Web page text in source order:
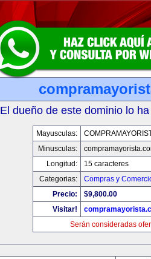
El dueño de este dominio lo
Mayusculas:
Minusculas:
Longitud:
15 caracteres
Categorias:
Compras y
Precio:
$9,800.00
Visitar!
Serán consideradas